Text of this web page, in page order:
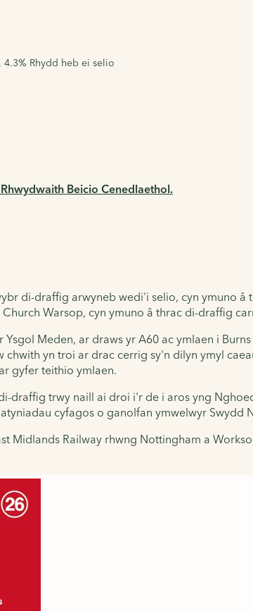
Rhydd heb ei selio
Beicio Cenedlaethol.
di-draffig arwyneb wedi'i selio, cyn ymuno
Warsop, cyn ymuno â thrac di-draffig
Meden, ar draws yr A60 ac ymlaen i
yn troi ar drac cerrig sy'n dilyn ymyl
gyfer teithio ymlaen.
trwy naill ai droi i'r de i aros yng
cyfagos o ganolfan ymwelwyr Swydd
Midlands Railway rhwng Nottingham a